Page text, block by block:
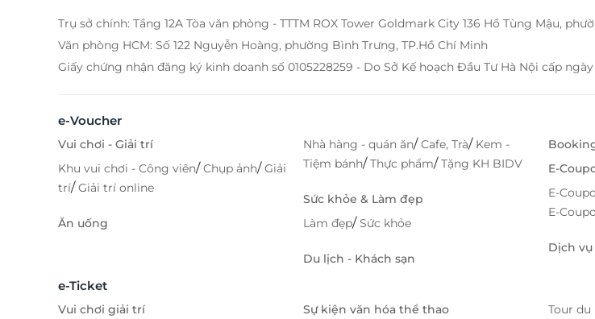
Trụ sở chính: Tầng 12A Tòa văn phòng - TTTM ROX Tower Goldmark City 136 Hồ Tùng Mậu,
Văn phòng HCM: Số 122 Nguyễn Hoàng, phường Bình Trưng, TP.Hồ Chí Minh
Giấy chứng nhận đăng ký kinh doanh số 0105228259 - Do Sở Kế hoạch Đầu Tư Hà Nội cấp
e-Voucher
Vui chơi - Giải trí
Khu vui chơi - Công viên/Chụp ảnh/Giải
trí/Giải trí online
Ăn uống
Nhà hàng - quán ăn/Cafe, Trà/ Kem -
Tiệm bánh/Thực phẩm/Tặng KH BIDV
Sức khỏe & Làm đẹp
Làm đẹp/Sức khỏe
Du lịch - Khách sạn
E-
E-
E-
Dịch
e-Ticket
Vui chơi giải trí
Sự kiện văn hóa thể thao
Tour du